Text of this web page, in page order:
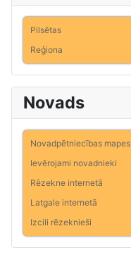
Pilsētas
Reģiona
Novads
Novadpētniecības mapes
Ievērojami novadnieki
Rēzekne internetā
Latgale internetā
Izcili rēzeknieši